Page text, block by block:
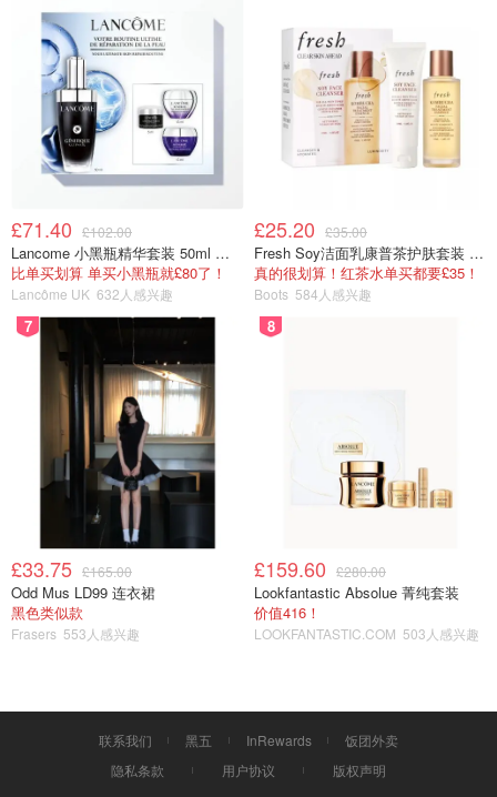
£71.40 £102.00
Lancome 小黑瓶精华套装 50ml 价值£162
比单买划算 单买小黑瓶就£80了！
Lancôme UK 632人感兴趣
£25.20 £35.00
Fresh Soy洁面乳康普茶护肤套装 100ml
真的很划算！红茶水单买都要£35！
Boots 584人感兴趣
7
£33.75 £165.00
Odd Mus LD99 连衣裙
黑色类似款
Frasers 553人感兴趣
8
£159.60 £280.00
Lookfantastic Absolue 菁纯套装
价值416！
LOOKFANTASTIC.COM 503人感兴趣
联系我们 黑五 InRewards
饭团外卖
隐私条款
用户协议 版权声明